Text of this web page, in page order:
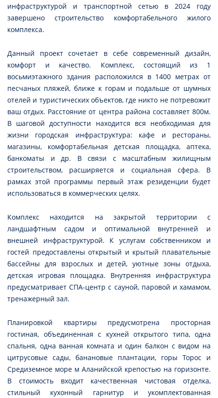
инфраструктурой и транспортной сетью в 2024 году
завершено строительство комфортабельного жилого
комплекса.
Данный проект сочетает в себе современный дизайн,
комфорт и качество. Комплекс, состоящий из 1
восьмиэтажного здания расположился в 1400 метрах от
песчаных пляжей, ближе к горам и подальше от шумных
отелей и туристических объектов, где никто не потревожит
ваш отдых. Расстояние от центра района составляет 800м.
В шаговой доступности находится вся необходимая для
жизни городская инфраструктура: кафе и рестораны,
магазины, комфортабельная детская площадка, аптека,
банкоматы и др. В связи с масштабным жилищным
строительством, расширяется и социальная сфера. В
рамках этой программы первый этаж резиденции будет
использоваться в коммерческих целях.
Комплекс находится на закрытой территории с
ландшафтным садом и оптимальной внутренней и
внешней инфраструктурой. К услугам собственником и
гостей предоставлены открытый и крытый плавательные
бассейны для взрослых и детей, уютные зоны отдыха,
детская игровая площадка. Внутренняя инфраструктура
предусматривает СПА-центр с сауной, паровой и хамамом,
тренажерный зал.
Планировкой квартиры предусмотрена просторная
гостиная, объединенная с кухней открытого типа, одна
спальня, одна ванная комната и один балкон с видом на
цитрусовые сады, банановые плантации, горы Торос и
Средиземное море м Аланийской крепостью на горизонте.
В стоимость входит качественная чистовая отделка,
стильный кухонный гарнитур и укомплектованная